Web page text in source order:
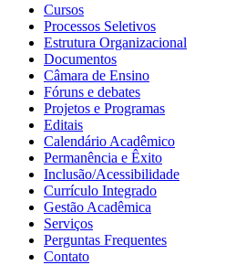
Cursos
Processos Seletivos
Estrutura Organizacional
Documentos
Câmara de Ensino
Fóruns e debates
Projetos e Programas
Editais
Calendário Acadêmico
Permanência e Êxito
Inclusão/Acessibilidade
Currículo Integrado
Gestão Acadêmica
Serviços
Perguntas Frequentes
Contato